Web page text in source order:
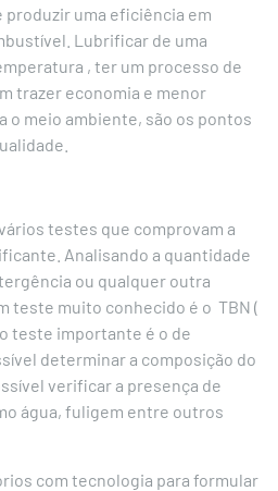
uma eficiência em
Lubrificar de uma
, ter um processo de
trazer economia e menor
o meio ambiente, são os pontos
testes que comprovam a
Analisando a quantidade
ou qualquer outra
teste muito conhecido é o TBN (
teste importante é o de
determinar a composição do
verificar a presença de
água, fuligem entre outros
com tecnologia para formular